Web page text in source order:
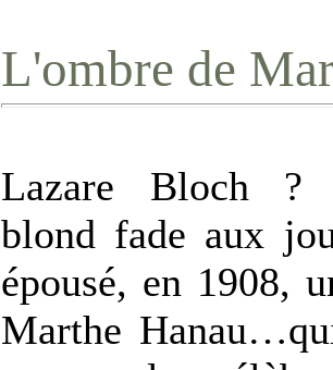
L'ombre de
Lazare Bloch ?
blond fade aux
épousé, en 1908,
Marthe